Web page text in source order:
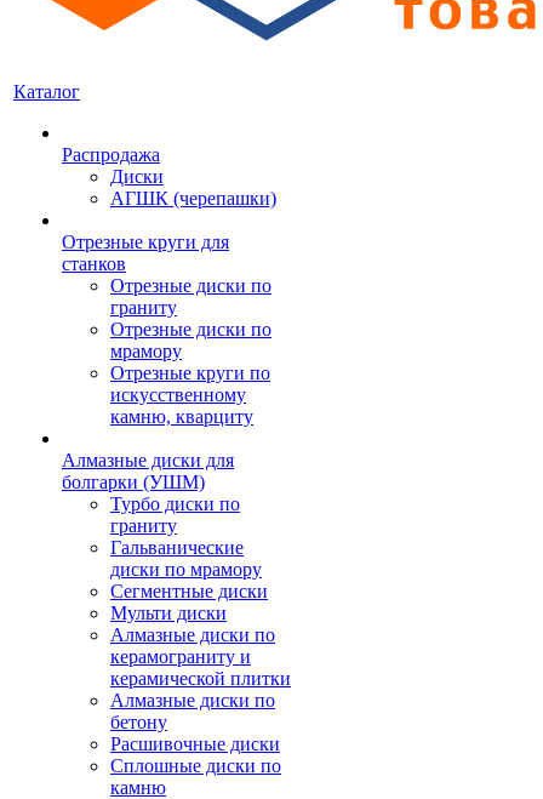
Каталог
Распродажа
Диски
АГШК (черепашки)
Отрезные круги для
станков
Отрезные диски по
граниту
Отрезные диски по
мрамору
Отрезные круги по
искусственному
камню, кварциту
Алмазные диски для
болгарки (УШМ)
Турбо диски по
граниту
Гальванические
диски по мрамору
Сегментные диски
Мульти диски
Алмазные диски по
керамограниту и
керамической плитки
Алмазные диски по
бетону
Расшивочные диски
Сплошные диски по
камню